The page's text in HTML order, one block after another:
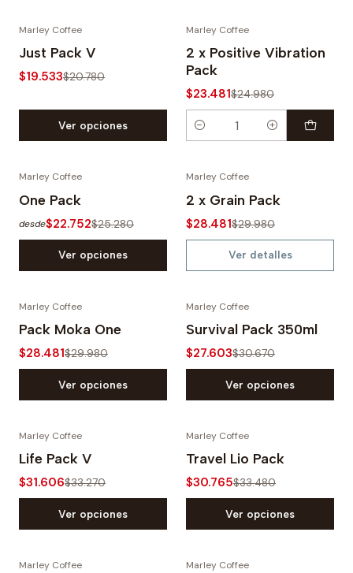
-6%
Marley Coffee
Just Pack V
$19.533$20.780
Ver opciones
-6%
Marley Coffee
2 x Positive Vibration
Pack
$23.481$24.980
Cantidad
-10%
Marley Coffee
One Pack
desde$22.752$25.280
Ver opciones
-5%
Agotado
Marley Coffee
2 x Grain Pack
$28.481$29.980
Ver detalles
-5%
Marley Coffee
Pack Moka One
$28.481$29.980
Ver opciones
-10%
Marley Coffee
Survival Pack 350ml
$27.603$30.670
Ver opciones
-5%
Marley Coffee
Life Pack V
$31.606$33.270
Ver opciones
-8%
Marley Coffee
Travel Lio Pack
$30.765$33.480
Ver opciones
Marley Coffee Marley Coffee